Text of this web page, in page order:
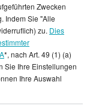
Es sind
können nicht
werden.
Zwecken
Indem Sie "Alle
zu. Dies
*, nach Art. 49 (1) (a)
Sie Ihre Einstellungen
Ihre Auswahl